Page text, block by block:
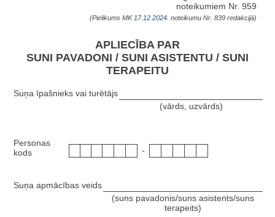
noteikumiem Nr. 959
(Pielikums MK 17.12.2024. noteikumu Nr. 839 redakcijā)
APLIECĪBA PAR
SUNI PAVADONI / SUNI ASISTENTU / SUNI
TERAPEITU
Suņa īpašnieks vai turētājs
(vārds, uzvārds)
Personas
kods
-
Suņa apmācības veids
(suns pavadonis/suns asistents/suns
terapeits)